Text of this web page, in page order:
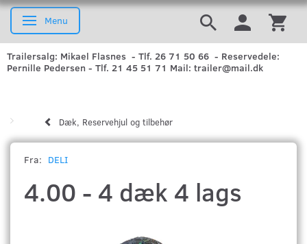
Skifte navigation
Menu
Trailersalg: Mikael Flasnes - Tlf. 26 71 50 66 - Reservedele:
Pernille Pedersen - Tlf. 21 45 51 71 Mail: trailer@mail.dk
Dæk, Reservehjul og tilbehør
Fra: DELI
4.00 - 4 dæk 4 lags